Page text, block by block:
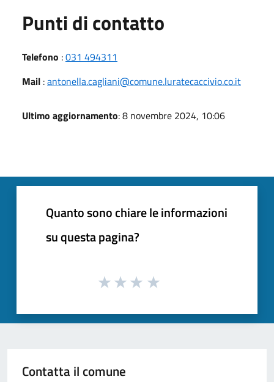
Punti di contatto
Telefono :031 494311
Mail :antonella.cagliani@comune.luratecaccivio.co.it
Ultimo aggiornamento: 8 novembre 2024, 10:06
Quanto sono chiare le informazioni
su questa pagina?
Contatta il comune